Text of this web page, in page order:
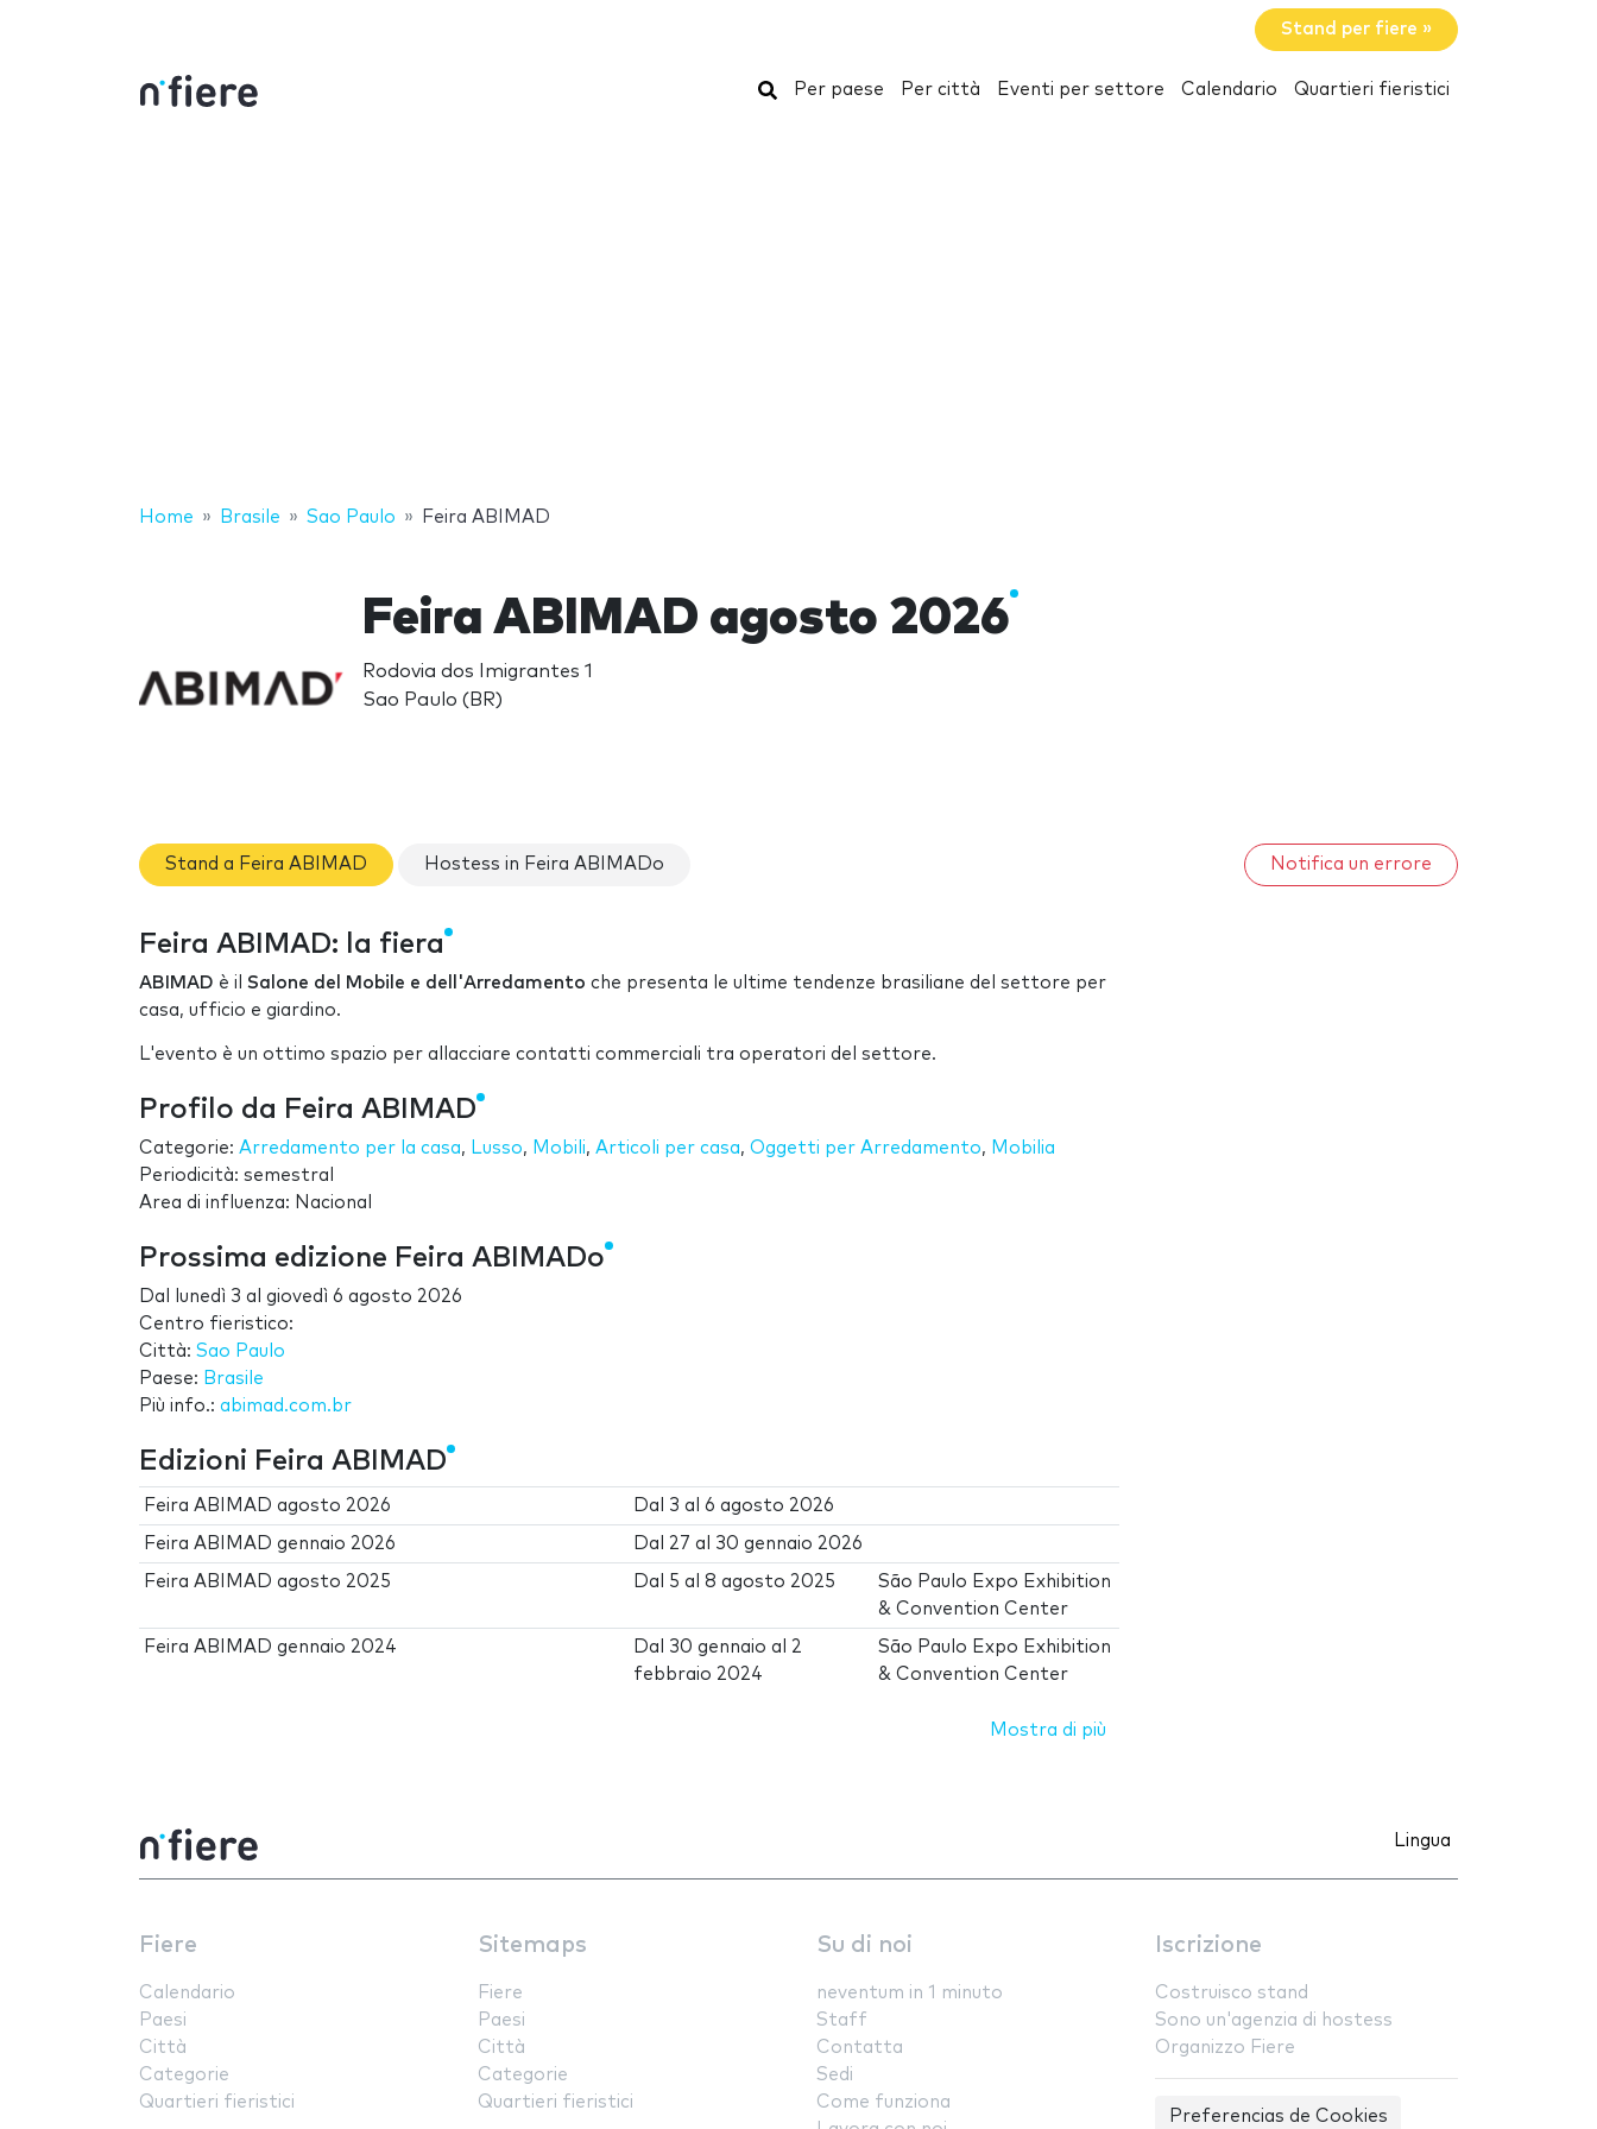
Stand per fiere »
Cerca
Per paese Per città Eventi per settore Calendario Quartieri fieristici
Home Brasile Sao Paulo Feira ABIMAD
Feira ABIMAD agosto 2026
Rodovia dos Imigrantes 1
Sao Paulo (BR)
Stand a Feira ABIMAD Hostess in Feira ABIMADo Notifica un errore
Feira ABIMAD: la fiera
ABIMAD è il Salone del Mobile e dell'Arredamento che presenta le ultime tendenze brasiliane del settore per
casa, ufficio e giardino.
L'evento è un ottimo spazio per allacciare contatti commerciali tra operatori del settore.
Profilo da Feira ABIMAD
Categorie: Arredamento per la casa, Lusso, Mobili, Articoli per casa, Oggetti per Arredamento, Mobilia
Periodicità: semestral
Area di influenza: Nacional
Prossima edizione Feira ABIMADo
Dal lunedì 3 al giovedì 6 agosto 2026
Centro fieristico:
Città: Sao Paulo
Paese: Brasile
Più info.: abimad.com.br
Edizioni Feira ABIMAD
Feira ABIMAD agosto 2026 Dal 3 al6 agosto 2026
Feira ABIMAD gennaio 2026 Dal 27 al 30 gennaio 2026
Feira ABIMAD agosto 2025 Dal 5 al8 agosto 2025
São Paulo Expo Exhibition
& Convention Center
Feira ABIMAD gennaio 2024 Dal 30 gennaio al 2
febbraio 2024
São Paulo Expo Exhibition
& Convention Center
Mostra di più
Lingua
Fiere
Calendario
Paesi
Città
Categorie
Quartieri fieristici
Sitemaps
Fiere
Paesi
Città
Categorie
Quartieri fieristici
Su di noi
neventum in 1 minuto
Staff
Contatta
Sedi
Come funziona
Iscrizione
Costruisco stand
Sono un'agenzia di hostess
Organizzo Fiere
Preferencias de Cookies